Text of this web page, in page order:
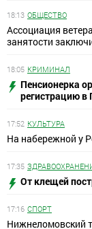
18:13 ОБЩЕСТВО
Ассоциация
занятости
18:05 КРИМИНАЛ
Пенсионерка
регистрацию в
17:52 КУЛЬТУРА
На набережной у
17:35
От клещей
17:16 СПОРТ
Нижнеломовский